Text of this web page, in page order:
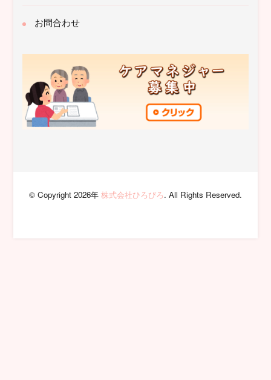
お問合わせ
© Copyright 2026年 株式会社ひろびろ. All Rights Reserved.